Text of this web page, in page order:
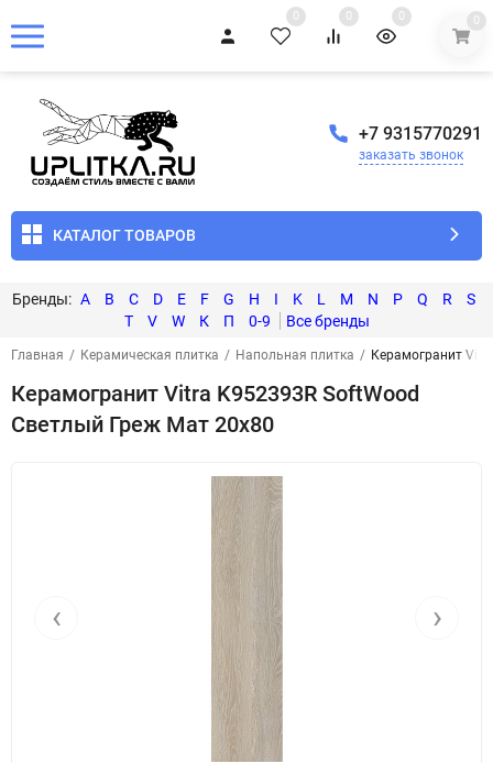
0 0 0 0
+7 9315770291
заказать звонок
КАТАЛОГ ТОВАРОВ
A B C D E F G H I K L M N P Q R
S
T
V W К П 0-9
Главная / Керамическая плитка / Напольная плитка / Керамогранит
Керамогранит Vitra K952393R SoftWood
Светлый Греж Мат 20х80
‹ ›